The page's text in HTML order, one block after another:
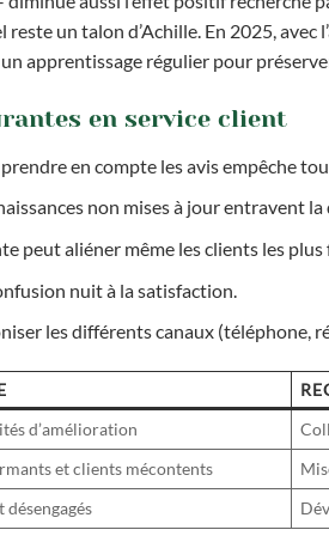
un talon d’Achille. En 2025,
apprentissage régulier pour
en service client
en compte les avis empêche
non mises à jour entravent
peut aliéner même les clients les plus
nuit à la satisfaction.
les différents canaux (téléphone,
d’amélioration
et clients mécontents